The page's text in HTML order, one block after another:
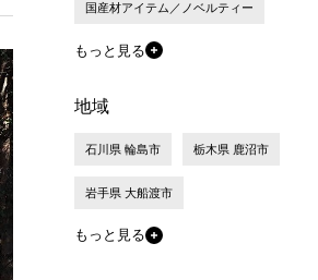
国産材アイテム／ノベルティー
もっと見る
地域
石川県 輪島市 栃木県 鹿沼市
岩手県 大船渡市
もっと見る